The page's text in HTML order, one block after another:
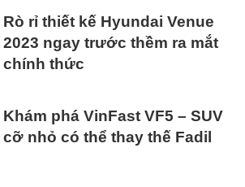
Rò rỉ thiết kế Hyundai Venue
2023 ngay trước thềm ra mắt
chính thức
Khám phá VinFast VF5 – SUV
cỡ nhỏ có thể thay thế Fadil